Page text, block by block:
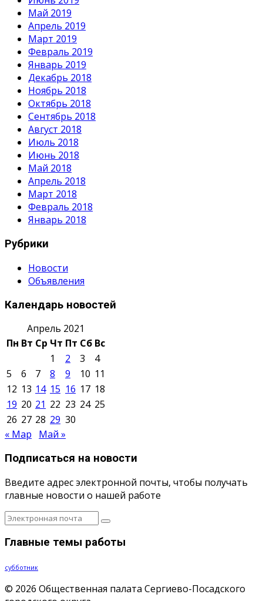
Май 2019
Апрель 2019
Март 2019
Февраль 2019
Январь 2019
Декабрь 2018
Ноябрь 2018
Октябрь 2018
Сентябрь 2018
Август 2018
Июль 2018
Июнь 2018
Май 2018
Апрель 2018
Март 2018
Февраль 2018
Январь 2018
Рубрики
Новости
Объявления
Календарь новостей
Апрель 2021
Пн Вт Ср Чт Пт Сб Вс
1
2 3
4
5
6 7 8 9 10 11
12 13 14 15 16 17 18
19 20 21 22 23 24 25
26 27 28 29 30
« Мар
Май »
Подписаться на новости
Введите адрес электронной почты, чтобы получать
главные новости о нашей работе
Главные темы работы
субботник
© 2026 Общественная палата Сергиево-Посадского